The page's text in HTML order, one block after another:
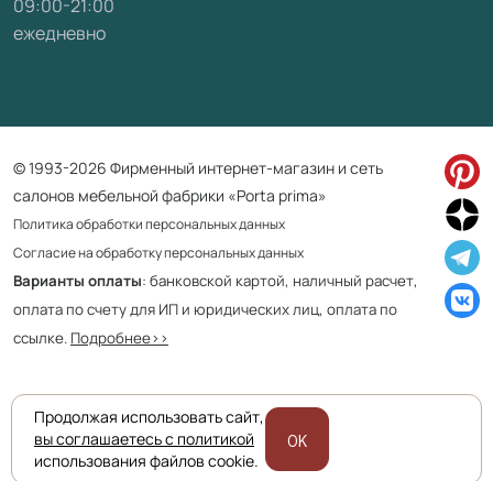
09:00-21:00
ежедневно
© 1993-2026 Фирменный интернет-магазин и сеть
салонов мебельной фабрики «Porta prima»
Политика обработки персональных данных
Согласие на обработку персональных данных
Варианты оплаты: банковской картой, наличный расчет,
оплата по счету для ИП и юридических лиц, оплата по
ссылке. Подробнее>>
Приведенная на сайте информация не является публичной офертой
и носит информационно ознакомительный характер.
Продолжая использовать сайт,
вы соглашаетесь с политикой
использования файлов cookie.
OK